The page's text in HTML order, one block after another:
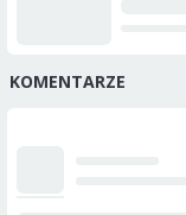
KOMENTARZE